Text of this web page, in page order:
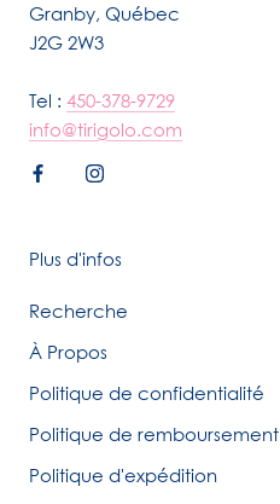
Granby, Québec
J2G 2W3
Tel : 450-378-9729
info@tirigolo.com
Plus d'infos
Recherche
À Propos
Politique de confidentialité
Politique de remboursement
Politique d'expédition